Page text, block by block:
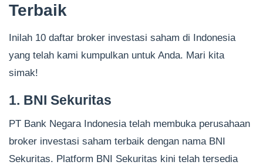
Terbaik
Inilah 10 daftar broker investasi saham di Indonesia
yang telah kami kumpulkan untuk Anda. Mari kita
simak!
1. BNI Sekuritas
PT Bank Negara Indonesia telah membuka perusahaan
broker investasi saham terbaik dengan nama BNI
Sekuritas. Platform BNI Sekuritas kini telah tersedia